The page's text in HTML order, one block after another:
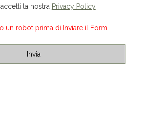
la nostra Privacy Policy
un robot prima di Inviare il Form.